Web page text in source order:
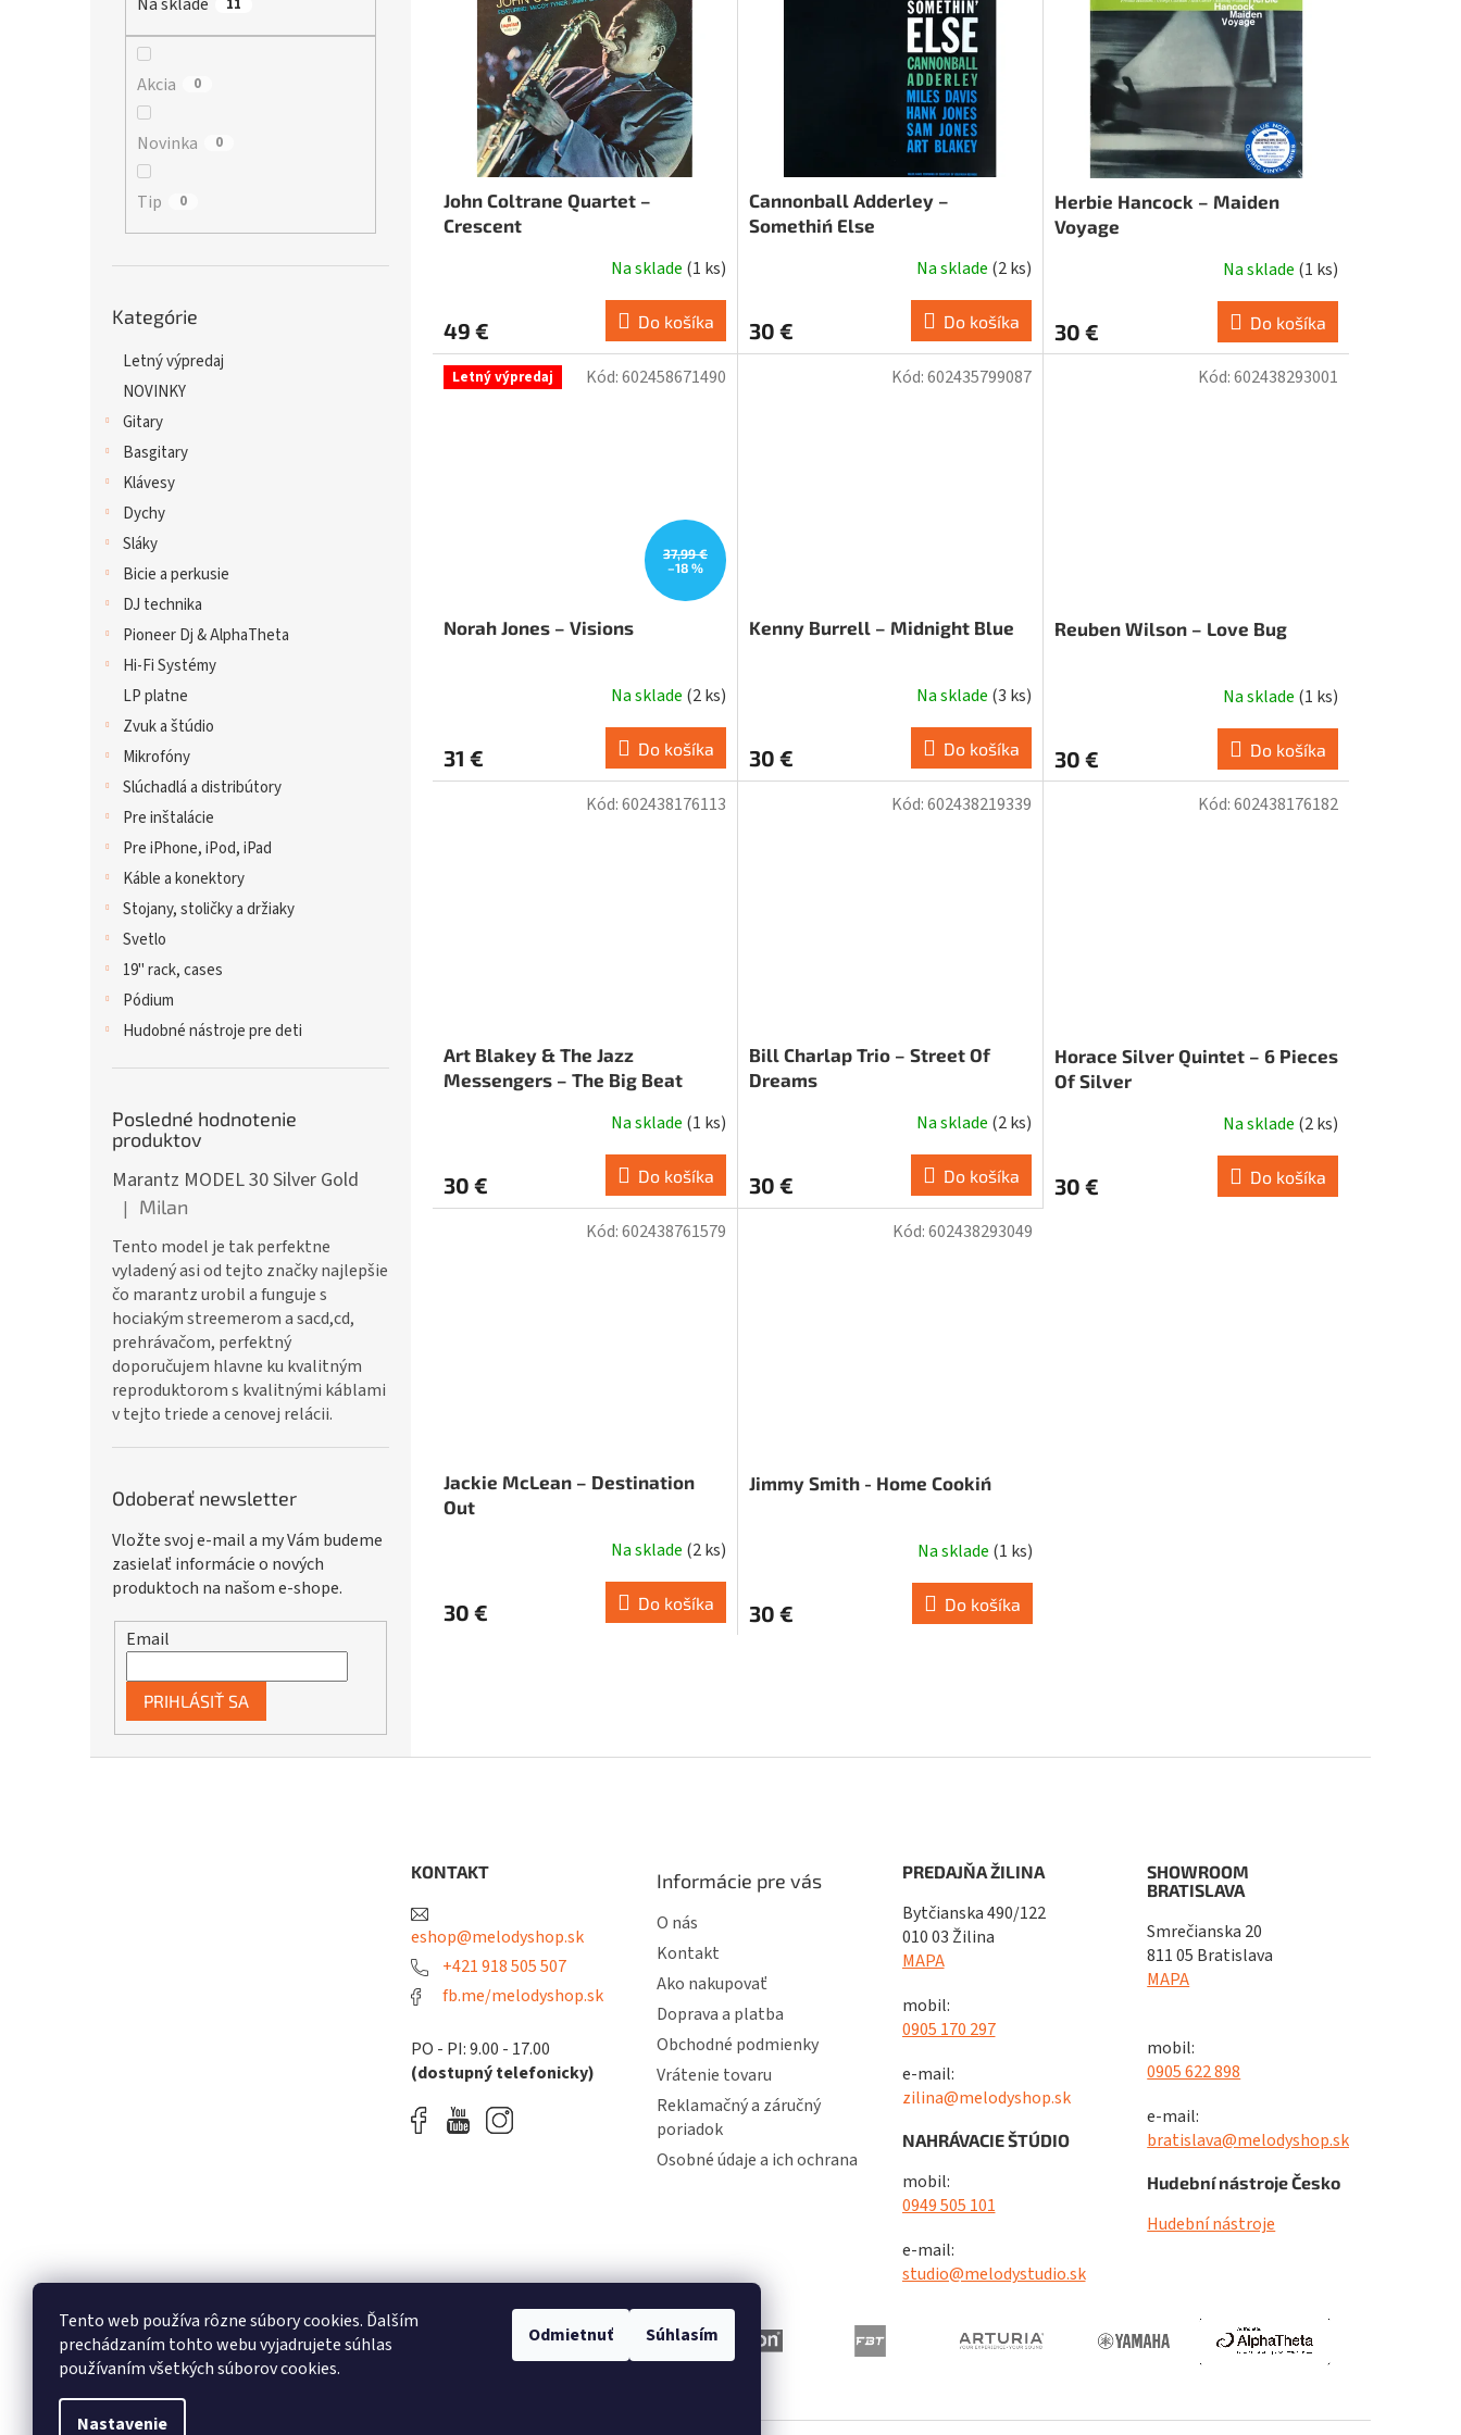
Tento web používa rôzne súbory cookies. Ďalším
prechádzaním tohto webu vyjadrujete súhlas
používaním všetkých súborov cookies.
Nastavenie
Odmietnuť Súhlasím
11
Akcia 0
Novinka 0
Tip 0
kategórie
Kategórie
Letný výpredaj
NOVINKY
Gitary
Basgitary
Klávesy
Dychy
Sláky
Bicie a perkusie
DJ technika
Pioneer Dj & AlphaTheta
Hi-Fi Systémy
LP platne
Zvuk a štúdio
Mikrofóny
Slúchadlá a distribútory
Pre inštalácie
Pre iPhone, iPod, iPad
Káble a konektory
Stojany, stoličky a držiaky
Svetlo
19" rack, cases
Pódium
Hudobné nástroje pre deti
Posledné hodnotenie
produktov
Marantz MODEL 30 Silver Gold
Hodnotenie produktu je 5 z 5 hviezdičiek.
| Milan
Tento model je tak perfektne
vyladený asi od tejto značky najlepšie
čo marantz urobil a funguje s
hociakým streemerom a sacd,cd,
prehrávačom, perfektný
doporučujem hlavne ku kvalitným
reproduktorom s kvalitnými káblami
v tejto triede a cenovej relácii.
Odoberať newsletter
Vložte svoj e-mail a my Vám budeme
zasielať informácie o nových
produktoch na našom e-shope.
Email
PRIHLÁSIŤ SA
John Coltrane Quartet –
Crescent
Na sklade (1 ks)
49 € Do košíka
Cannonball Adderley –
Somethin´ Else
Na sklade (2 ks)
30 € Do košíka
Herbie Hancock – Maiden
Voyage
Na sklade (1 ks)
30 € Do košíka
Letný výpredaj
37,99 €
–18 %
Norah Jones – Visions
Na sklade (2 ks)
31 € Do košíka
Kód:602458671490
Kenny Burrell – Midnight Blue
Na sklade (3 ks)
30 € Do košíka
Kód:602435799087
Reuben Wilson – Love Bug
Na sklade (1 ks)
30 € Do košíka
Kód:602438293001
Art Blakey & The Jazz
Messengers – The Big Beat
Na sklade (1 ks)
30 € Do košíka
Kód:602438176113
Bill Charlap Trio – Street Of
Dreams
Na sklade (2 ks)
30 € Do košíka
Kód:602438219339
Horace Silver Quintet – 6 Pieces
Of Silver
Na sklade (2 ks)
30 € Do košíka
Kód:602438176182
Jackie McLean – Destination
Out
Na sklade (2 ks)
30 € Do košíka
Kód:602438761579
Jimmy Smith - Home Cookin´
Na sklade (1 ks)
30 € Do košíka
Kód:602438293049
KONTAKT
eshop@melodyshop.sk
+421 918 505 507
fb.me/melodyshop.sk
PO - PI: 9.00 - 17.00
(dostupný telefonicky)
Informácie pre vás
O nás
Kontakt
Ako nakupovať
Doprava a platba
Obchodné podmienky
Vrátenie tovaru
Reklamačný a záručný
poriadok
Osobné údaje a ich ochrana
PREDAJŇA ŽILINA
Bytčianska 490/122
010 03 Žilina
MAPA
mobil:
0905 170 297
e-mail:
zilina@melodyshop.sk
NAHRÁVACIE ŠTÚDIO
mobil:
0949 505 101
e-mail:
studio@melodystudio.sk
SHOWROOM
BRATISLAVA
Smrečianska 20
811 05 Bratislava
MAPA
mobil:
0905 622 898
e-mail:
bratislava@melodyshop.sk
Hudební nástroje Česko
Hudební nástroje